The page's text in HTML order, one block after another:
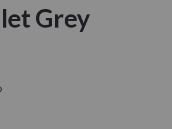
Grey